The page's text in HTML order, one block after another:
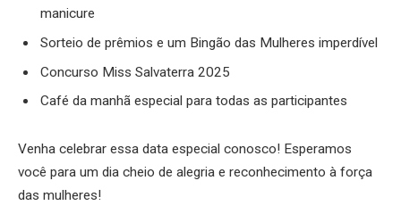
manicure
Sorteio de prêmios e um Bingão das Mulheres imperdível
Concurso Miss Salvaterra 2025
Café da manhã especial para todas as participantes
Venha celebrar essa data especial conosco! Esperamos
você para um dia cheio de alegria e reconhecimento à força
das mulheres!